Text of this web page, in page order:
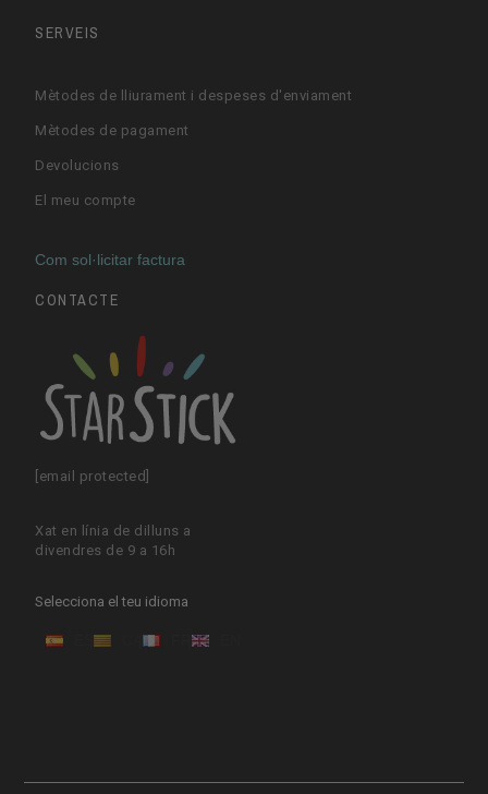
SERVEIS
Mètodes de lliurament i despeses d'enviament
Mètodes de pagament
Devolucions
El meu compte
Com sol·licitar factura
CONTACTE
[email protected]
Xat en línia de dilluns a
divendres de 9 a 16h
Selecciona el teu idioma
ES CA FR